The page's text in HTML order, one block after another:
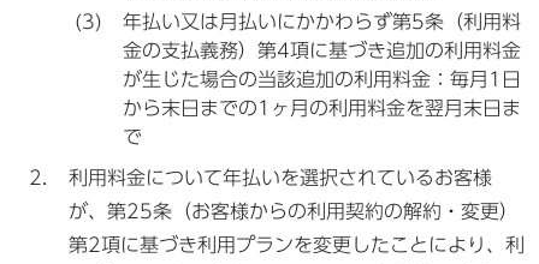
年払い又は月払いにかかわらず第5条（利用料
金の支払義務）第4項に基づき追加の利用料金
が生じた場合の当該追加の利用料金：毎月1日
から末日までの1ヶ月の利用料金を翌月末日ま
で
利用料金について年払いを選択されているお客様
が、第25条（お客様からの利用契約の解約・変更）
第2項に基づき利用プランを変更したことにより、利